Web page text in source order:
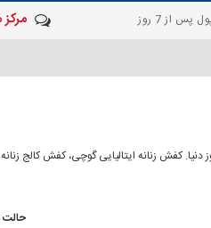
از 7 روز
کفش زنانه ایتالیایی گوچی، کفش کالج